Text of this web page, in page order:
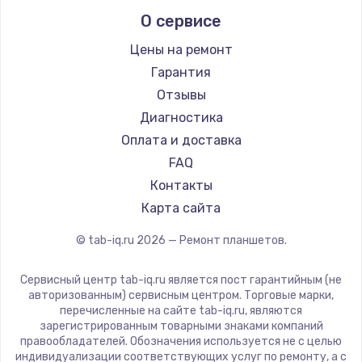
Замена видеочипа
от 2745 руб.
Заказать
Замена HDMI
от 600 руб.
Заказать
Заказать
Замена оперативной памяти
от 890 руб.
Microsoft
BlackView
Amazon
Aquarius
Philips
Dell
HP
Getac
ZTE
CHUWI
О сервисе
Цены на ремонт
Гарантия
Отзывы
Диагностика
Оплата и доставка
FAQ
Контакты
Карта сайта
© tab-iq.ru 2026 — Ремонт планшетов.
Сервисный центр tab-iq.ru является пост гарантийным (не
авторизованным) сервисным центром. Торговые марки,
перечисленные на сайте tab-iq.ru, являются
зарегистрированным товарными знаками компаний
правообладателей. Обозначения используется не с целью
индивидуализации соответствующих услуг по ремонту, а с